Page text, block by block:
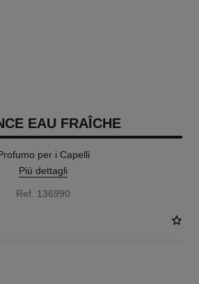
EAU FRAÎCHE
per i Capelli
Più dettagli
Ref. 136990